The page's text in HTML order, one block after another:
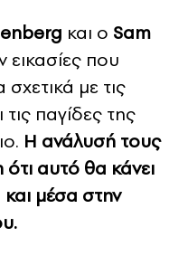
και ο Sam
που
σχετικά με τις
παγίδες της
Η ανάλυσή τους
αυτό θα κάνει
μέσα στην